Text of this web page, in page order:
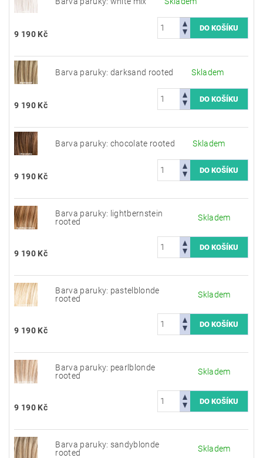
9 190 Kč
Barva paruky: darksand rooted Skladem
9 190 Kč
Barva paruky: chocolate rooted Skladem
9 190 Kč
Barva paruky: lightbernstein
rooted
Skladem
9 190 Kč
Barva paruky: pastelblonde
rooted
Skladem
9 190 Kč
Barva paruky: pearlblonde
rooted
Skladem
9 190 Kč
Barva paruky: sandyblonde
rooted
Skladem